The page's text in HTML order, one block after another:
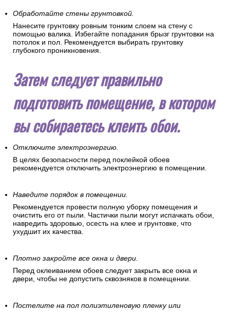
Обработайте стены грунтовкой.
Нанесите грунтовку ровным тонким слоем на стену с
помощью валика. Избегайте попадания брызг грунтовки на
потолок и пол. Рекомендуется выбирать грунтовку
глубокого проникновения.
Затем следует правильно
подготовить помещение, в котором
вы собираетесь клеить обои.
Отключите электроэнергию.
В целях безопасности перед поклейкой обоев
рекомендуется отключить электроэнергию в помещении.
Наведите порядок в помещении.
Рекомендуется провести полную уборку помещения и
очистить его от пыли. Частички пыли могут испачкать обои,
навредить здоровью, осесть на клее и грунтовке, что
ухудшит их качества.
Плотно закройте все окна и двери.
Перед оклеиванием обоев следует закрыть все окна и
двери, чтобы не допустить сквозняков в помещении.
Постелите на пол полиэтиленовую пленку или